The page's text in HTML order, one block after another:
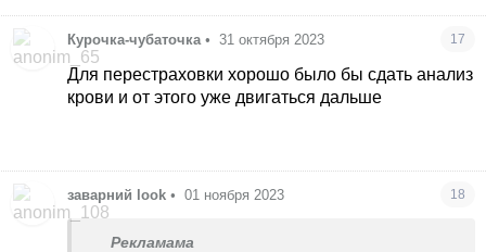
Курочка-чубаточка • 31 октября 2023 17
Для перестраховки хорошо было бы сдать анализ
крови и от этого уже двигаться дальше
заварний look • 01 ноября 2023 18
Рекламама